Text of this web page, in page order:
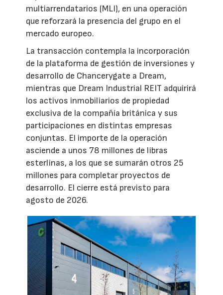
multiarrendatarios (MLI), en una operación
que reforzará la presencia del grupo en el
mercado europeo.
La transacción contempla la incorporación
de la plataforma de gestión de inversiones y
desarrollo de Chancerygate a Dream,
mientras que Dream Industrial REIT adquirirá
los activos inmobiliarios de propiedad
exclusiva de la compañía británica y sus
participaciones en distintas empresas
conjuntas. El importe de la operación
asciende a unos 78 millones de libras
esterlinas, a los que se sumarán otros 25
millones para completar proyectos de
desarrollo. El cierre está previsto para
agosto de 2026.